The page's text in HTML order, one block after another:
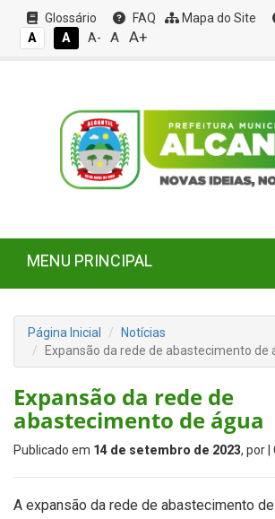
Glossário FAQ Mapa do Site
A
A A- A A+
MENU PRINCIPAL
Página Inicial
Notícias
Expansão da rede de abastecimento de
Expansão da rede de
abastecimento de água
Publicado em 14 de setembro de 2023, por
A expansão da rede de abastecimento